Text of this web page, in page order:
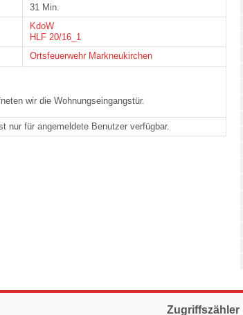
31 Min.
KdoW
HLF 20/16_1
Ortsfeuerwehr Markneukirchen
wir die Wohnungseingangstür.
nur für angemeldete Benutzer verfügbar.
Zugriffszähler